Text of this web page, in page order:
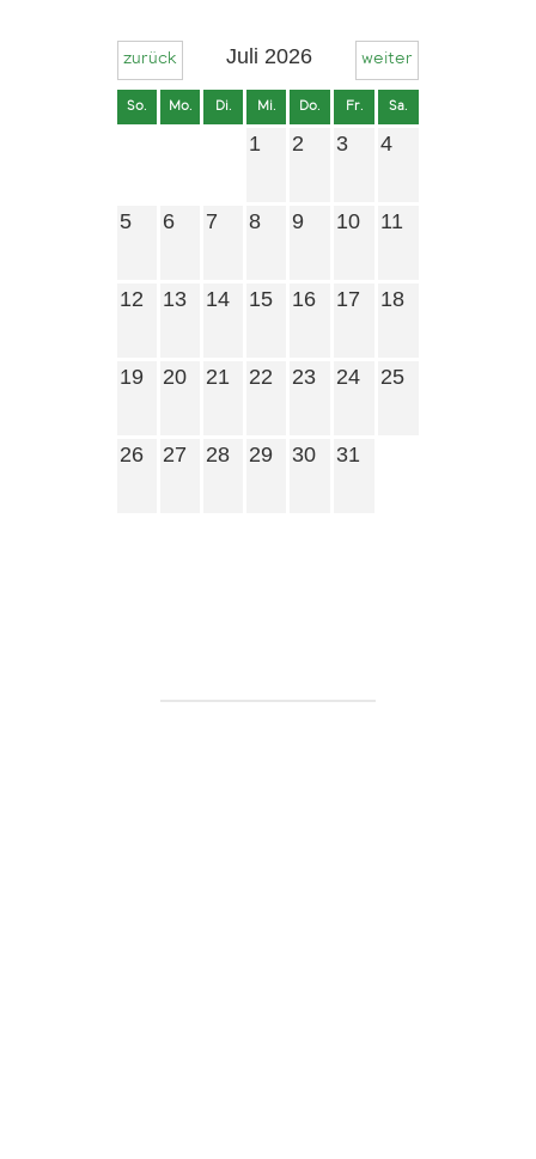
zurück Juli 2026 weiter
So. Mo. Di. Mi. Do. Fr. Sa.
1 2 3 4
5 6 7 8 9 10 11
12 13 14 15 16 17 18
19 20 21 22 23 24 25
26 27 28 29 30 31